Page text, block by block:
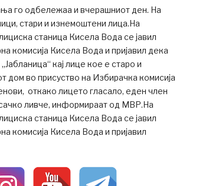
го одбележаа и вчерашниот ден. На
стари и изнемоштени лица.На
станица Кисела Вода се јавил
комисија Кисела Вода и пријавил дека
кај лице кое е старо и
дом во присуство на Избирачка комисија
откако лицето гласало, еден член
ливче, информираат од МВР.На
станица Кисела Вода се јавил
комисија Кисела Вода и пријавил